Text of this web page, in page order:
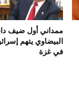
ممداني أول ضيف
البيضاوي يتهم
في غزة